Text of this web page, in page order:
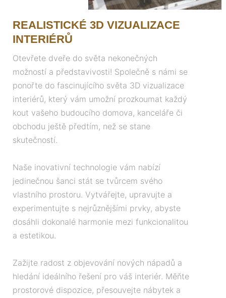
REALISTICKÉ 3D VIZUALIZACE
INTERIÉRŮ
Otevřete dveře do světa nekonečných
možností a představivosti! Společně s námi se
ponořte do fascinujícího světa 3D vizualizace
interiérů, který vám umožní prozkoumat každý
kout vašeho budoucího domova, kanceláře či
obchodu ještě předtím, než se stane
skutečností.
Naše inovativní technologie vám nabízí
jedinečnou šanci stát se tvůrcem svého
vlastního prostoru. Vytvářejte, upravujte a
experimentujte s nejrůznějšími prvky, abyste
dosáhli dokonalé harmonie mezi funkcionalitou
a estetikou.
Zažijte radost z objevování nových nápadů a
hledání ideálního řešení pro váš interiér. Měňte
prostorové dispozice, přesouvejte nábytek a